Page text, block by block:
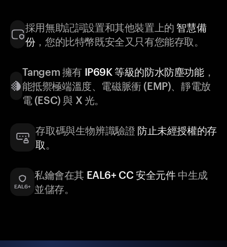
採用無助記詞設置和其他裝置上的 智慧備
份，您的比特幣既安全又只有您能存取。
Tangem 擁有 IP69K 等級的防水防塵功能，
能抵禦極端溫度、電磁脈衝 (EMP)、靜電放
電 (ESC) 與 X 光。
存取碼與生物辨識驗證 防止未經授權的存
取 。
私鑰會在其 EAL6+ CC 安全元件中生成
並儲存。